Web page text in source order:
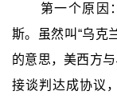
第一个原因
斯。虽然叫“乌克
的意思，美西方
接谈判达成协议